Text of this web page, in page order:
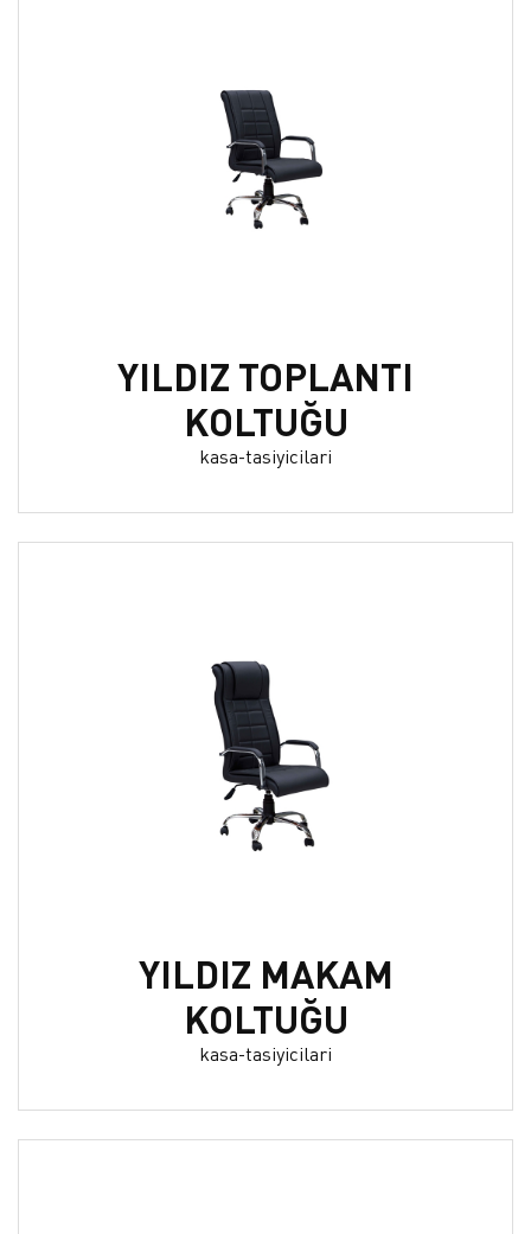
YILDIZ TOPLANTI
KOLTUĞU
kasa-tasiyicilari
YILDIZ MAKAM
KOLTUĞU
kasa-tasiyicilari